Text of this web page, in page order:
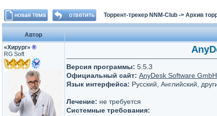
Торрент-трекер NNM-Club -> Архив
Автор
«Хирург» ®
RG Soft
Версия программы: 5.5.3
Официальный сайт: AnyDesk Software GmbH
Язык интерфейса: Русский, Английский,
Лечение: не требуется
Системные требования: